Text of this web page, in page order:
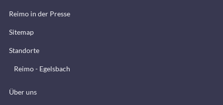
Reimo in der Presse
Sitemap
Standorte
Reimo - Egelsbach
Über uns